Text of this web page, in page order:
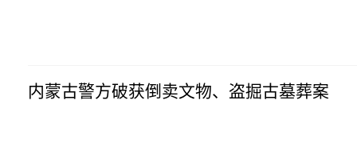
内蒙古警方破获倒卖文物、盗掘古墓葬案